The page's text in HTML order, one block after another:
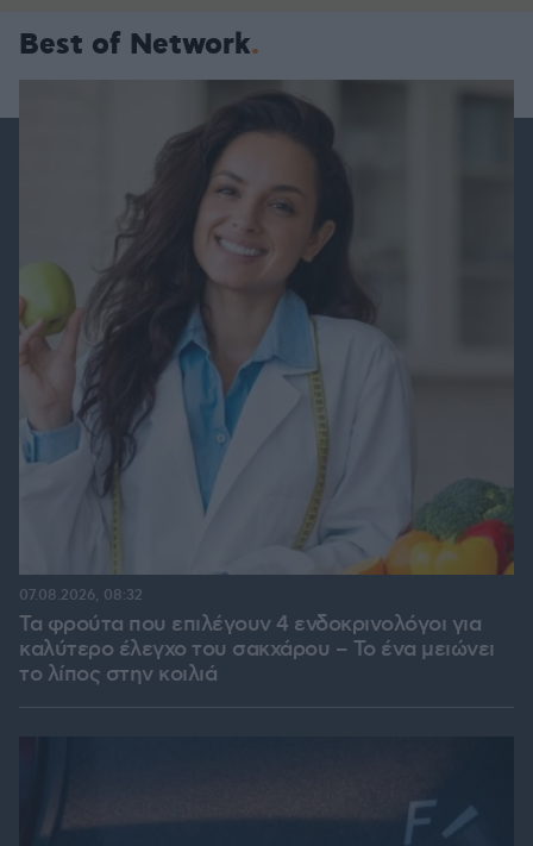
Best of Network
Τα φρούτα που επιλέγουν 4 ενδοκρινολόγοι για
καλύτερο έλεγχο του σακχάρου – Το ένα μειώνει
το λίπος στην κοιλιά
07.08.2026, 08:32